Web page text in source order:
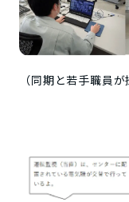
（同期と若手職員